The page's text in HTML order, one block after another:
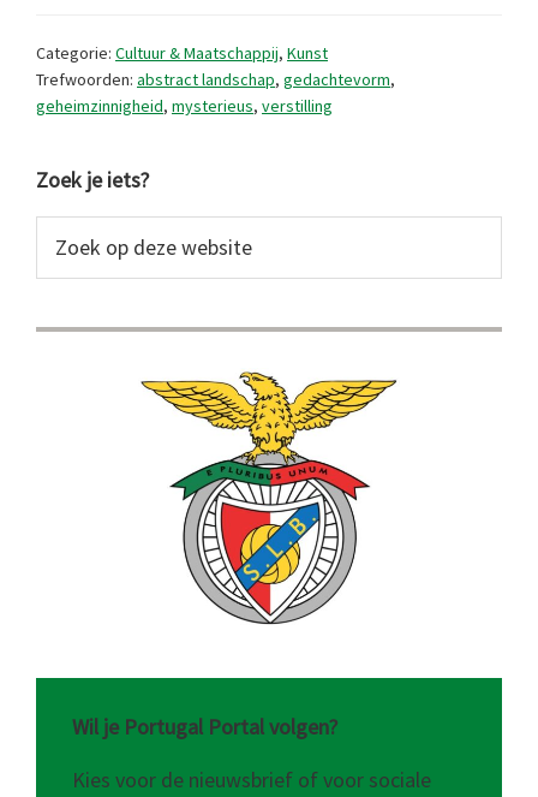
Categorie: Cultuur & Maatschappij, Kunst
Trefwoorden: abstract landschap, gedachtevorm,
geheimzinnigheid, mysterieus, verstilling
Primaire
Sidebar
Zoek je iets?
op
website
Wil je Portugal Portal volgen?
Kies voor de nieuwsbrief of voor sociale